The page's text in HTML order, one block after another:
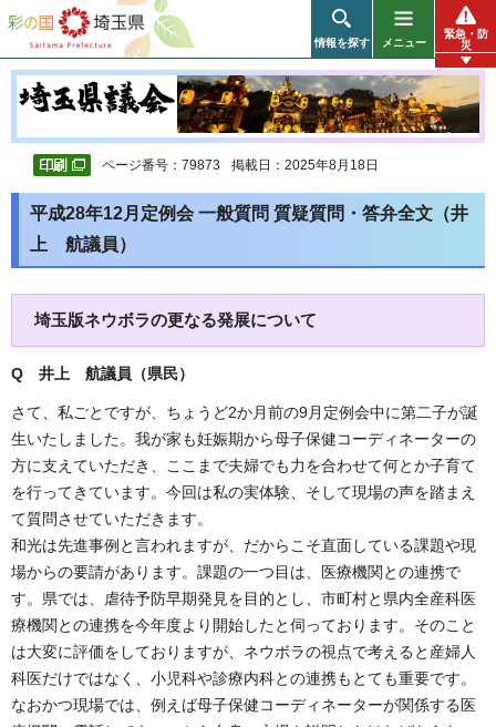
彩の国 埼玉県
情報を探す メニュー
緊急・防
災
ページ番号：79873 掲載日：2025年8月18日
平成28年12月定例会 一般質問 質疑質問・答弁全文（井
上 航議員）
埼玉版ネウボラの更なる発展について
Q 井上 航議員（県民）
さて、私ごとですが、ちょうど2か月前の9月定例会中に第二子が誕
生いたしました。我が家も妊娠期から母子保健コーディネーターの
方に支えていただき、ここまで夫婦でも力を合わせて何とか子育て
を行ってきています。今回は私の実体験、そして現場の声を踏まえ
て質問させていただきます。
和光は先進事例と言われますが、だからこそ直面している課題や現
場からの要請があります。課題の一つ目は、医療機関との連携で
す。県では、虐待予防早期発見を目的とし、市町村と県内全産科医
療機関との連携を今年度より開始したと伺っております。そのこと
は大変に評価をしておりますが、ネウボラの視点で考えると産婦人
科医だけではなく、小児科や診療内科との連携もとても重要です。
なおかつ現場では、例えば母子保健コーディネーターが関係する医